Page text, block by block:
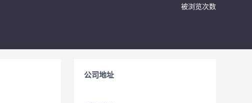
被浏览次数
公司地址